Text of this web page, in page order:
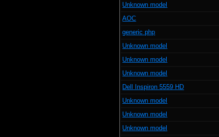
Unknown model
AOC
generic php
Unknown model
Unknown model
Unknown model
Dell Inspiron 5559 HD
Unknown model
Unknown model
Unknown model